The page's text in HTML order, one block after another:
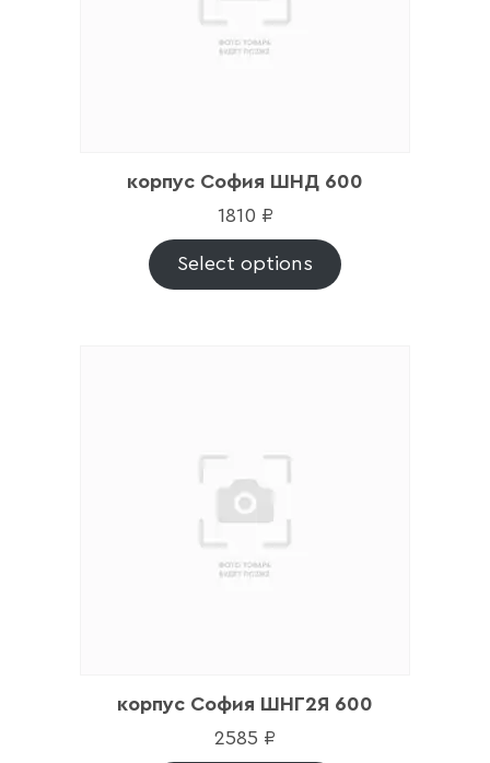
корпус София ШНД 600
1810 ₽
Select options
корпус София ШНГ2Я 600
2585 ₽